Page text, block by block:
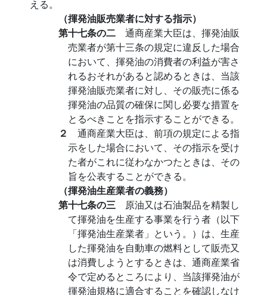
える。
（揮発油販売業者に対する指示）
第十七条の二 通商産業大臣は、揮発油販
売業者が第十三条の規定に違反した場合
において、揮発油の消費者の利益が害さ
れるおそれがあると認めるときは、当該
揮発油販売業者に対し、その販売に係る
揮発油の品質の確保に関し必要な措置を
とるべきことを指示することができる。
２ 通商産業大臣は、前項の規定による指
示をした場合において、その指示を受け
た者がこれに従わなかつたときは、その
旨を公表することができる。
（揮発油生産業者の義務）
第十七条の三 原油又は石油製品を精製し
て揮発油を生産する事業を行う者（以下
「揮発油生産業者」という。）は、生産
した揮発油を自動車の燃料として販売又
は消費しようとするときは、通商産業省
令で定めるところにより、当該揮発油が
揮発油規格に適合することを確認しなけ